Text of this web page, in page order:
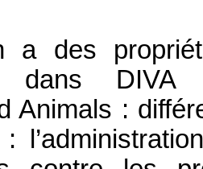
a des
dans DIVA
Animals :